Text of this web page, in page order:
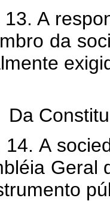
13. A
da
Da
14. A
Geral